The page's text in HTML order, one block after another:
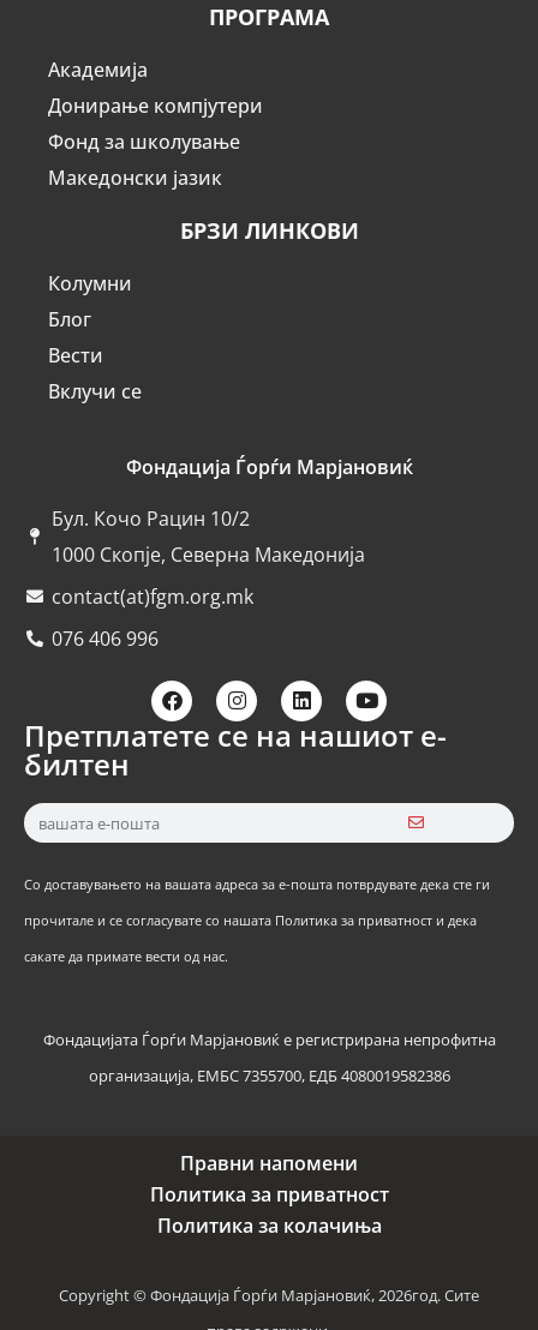
ПРОГРАМА
Академија
Донирање компјутери
Фонд за школување
Македонски јазик
БРЗИ ЛИНКОВИ
Колумни
Блог
Вести
Вклучи се
Фондација Ѓорѓи Марјановиќ
Бул. Кочо Рацин 10/2
1000 Скопје, Северна Македонија
contact(at)fgm.org.mk
076 406 996
Претплатете се на нашиот е-
билтен
Со доставувањето на вашата адреса за е-пошта потврдувате дека сте ги
прочитале и се согласувате со нашата Политика за приватност и дека
сакате да примате вести од нас.
Фондацијата Ѓорѓи Марјановиќ е регистрирана непрофитна
организација, ЕМБС 7355700, ЕДБ 4080019582386
Правни напомени
Политика за приватност
Политика за колачиња
Copyright © Фондација Ѓорѓи Марјановиќ, 2026год. Сите